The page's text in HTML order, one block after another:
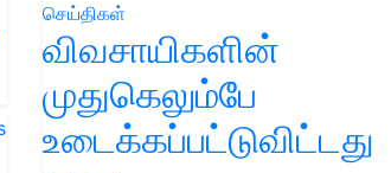
செய்திகள்
விவசாயிகளின்
முதுகெலும்பே
உடைக்கப்பட்டுவிட்டது